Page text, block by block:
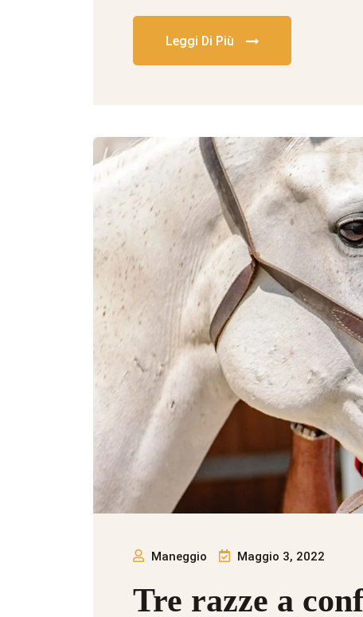
Leggi Di Più
Maneggio Maggio 3, 2022
Tre razze a